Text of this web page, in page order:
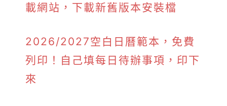
載網站，下載新舊版本安裝檔
2026/2027空白日曆範本，免費
列印！自己填每日待辦事項，印下
來